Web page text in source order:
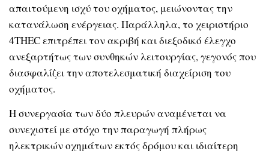
απαιτούμενη ισχύ του οχήματος, μειώνοντας την
κατανάλωση ενέργειας. Παράλληλα, το χειριστήριο
4THEC επιτρέπει τον ακριβή και διεξοδικό έλεγχο
ανεξαρτήτως των συνθηκών λειτουργίας, γεγονός που
διασφαλίζει την αποτελεσματική διαχείριση του
οχήματος.
Η συνεργασία των δύο πλευρών αναμένεται να
συνεχιστεί με στόχο την παραγωγή πλήρως
ηλεκτρικών οχημάτων εκτός δρόμου και ιδιαίτερη